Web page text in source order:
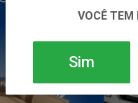
VOCÊ TEM
Sim